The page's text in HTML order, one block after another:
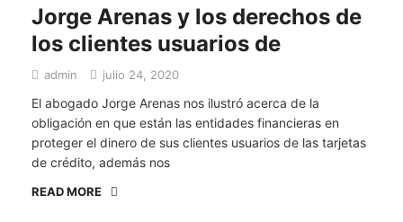
Jorge Arenas y los derechos de
los clientes usuarios de
admin julio 24, 2020
El abogado Jorge Arenas nos ilustró acerca de la
obligación en que están las entidades financieras en
proteger el dinero de sus clientes usuarios de las tarjetas
de crédito, además nos
READ MORE